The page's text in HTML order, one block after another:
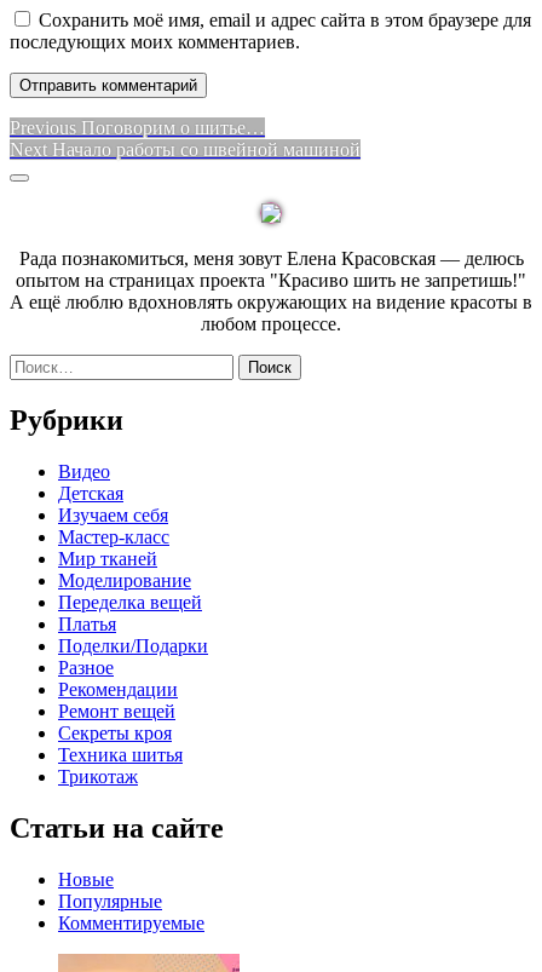
Сохранить моё имя, email и адрес сайта в этом браузере для
последующих моих комментариев.
Навигация
по
Previous Previous
post:
Поговорим о шитье…
Next Next
Начало работы со швейной машиной
Sidebar
Рада познакомиться, меня зовут Елена Красовская — делюсь
опытом на страницах проекта "Красиво шить не запретишь!"
А ещё люблю вдохновлять окружающих на видение красоты в
любом процессе.
Найти:
Рубрики
Видео
Детская
Изучаем себя
Мастер-класс
Мир тканей
Моделирование
Переделка вещей
Платья
Поделки/Подарки
Разное
Рекомендации
Ремонт вещей
Секреты кроя
Техника шитья
Трикотаж
Статьи на сайте
Новые
Популярные
Комментируемые